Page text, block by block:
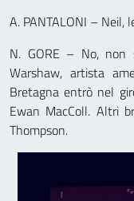
A. PANTALONI – Neil,
N. GORE – No, non
Warshaw, artista
Bretagna entrò nel
Ewan MacColl. Altri
Thompson.